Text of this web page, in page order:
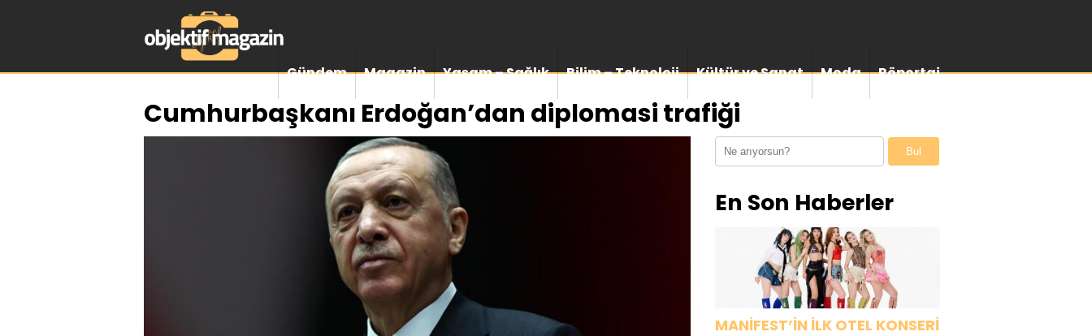
Gündem Magazin Yaşam – Sağlık Bilim – Teknoloji Kültür ve Sanat Moda Röportaj
Cumhurbaşkanı Erdoğan’dan diplomasi trafiği
Bul
En Son Haberler
MANİFEST’İN İLK OTEL KONSERİ